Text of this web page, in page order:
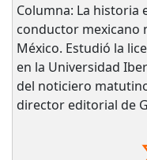
Columna: La historia
conductor mexicano
México. Estudió la
en la Universidad
del noticiero
director editorial de